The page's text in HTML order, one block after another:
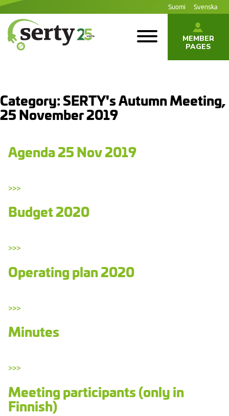
Jump
to
content
Suomi Svenska
MEMBER
PAGES
Category:SERTY's Autumn Meeting,
25 November 2019
Agenda 25 Nov 2019
>>>
Budget 2020
>>>
Operating plan 2020
>>>
Minutes
>>>
Meeting participants (only in
Finnish)